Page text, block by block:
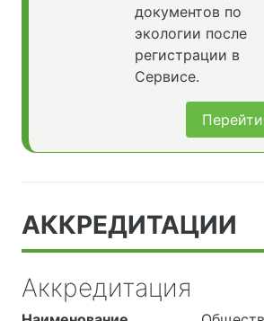
документов по
экологии после
регистрации в
Сервисе.
Перейти
АККРЕДИТАЦИИ
Аккредитация